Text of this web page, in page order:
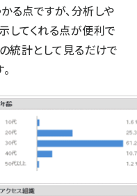
る点ですが、分析しや
してくれる点が便利で
統計として見るだけで